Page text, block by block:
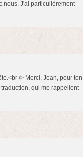
nous. J'ai particulièrement
/> Merci, Jean, pour ton
qui me rappellent